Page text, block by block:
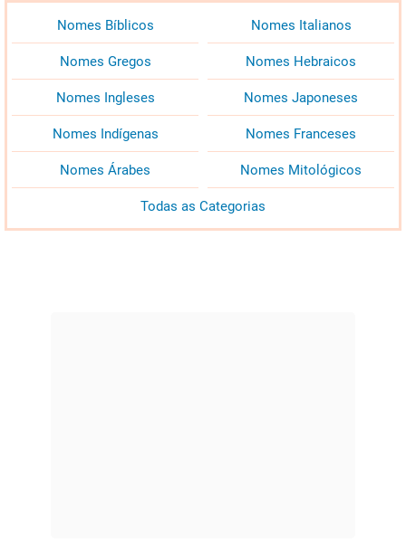
Nomes Bíblicos Nomes Italianos
Nomes Gregos Nomes Hebraicos
Nomes Ingleses Nomes Japoneses
Nomes Indígenas Nomes Franceses
Nomes Árabes Nomes Mitológicos
Todas as Categorias